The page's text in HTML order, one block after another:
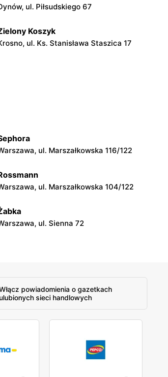
ul. Piłsudskiego 67
Koszyk
ul. Ks. Stanisława Staszica 17
ul. Marszałkowska 116/122
ul. Marszałkowska 104/122
ul. Sienna 72
powiadomienia o gazetkach
ulubionych sieci handlowych